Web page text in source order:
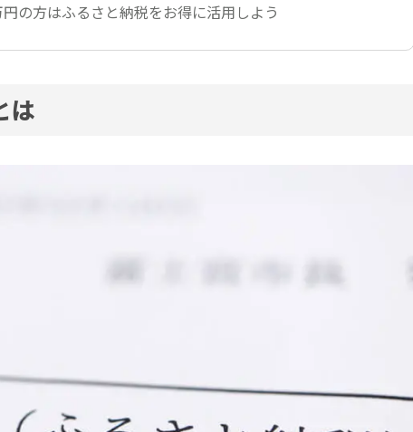
の方はふるさと納税をお得に活用しよう
は